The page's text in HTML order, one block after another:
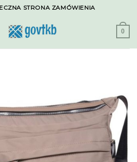
STRONA ZAMÓWIENIA
0